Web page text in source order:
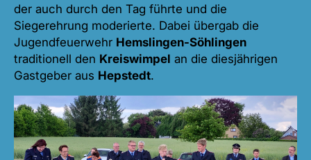
der auch durch den Tag führte und die
Siegerehrung moderierte. Dabei übergab die
Jugendfeuerwehr Hemslingen-Söhlingen
traditionell den Kreiswimpel an die diesjährigen
Gastgeber aus Hepstedt.